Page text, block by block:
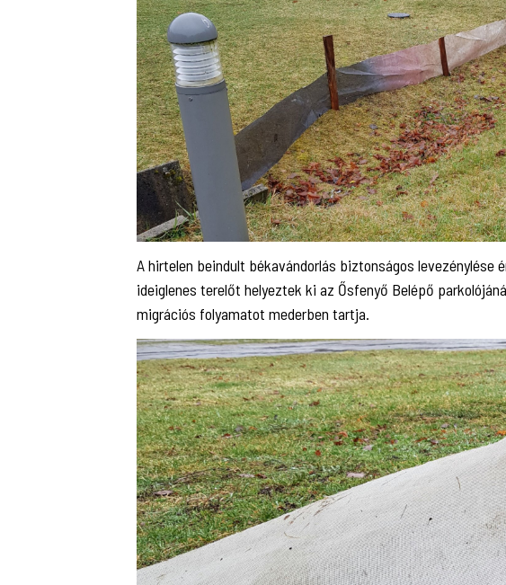
A hirtelen beindult békavándorlás biztonságos levezénylése
ideiglenes terelőt helyeztek ki az Ősfenyő Belépő
migrációs folyamatot mederben tartja.